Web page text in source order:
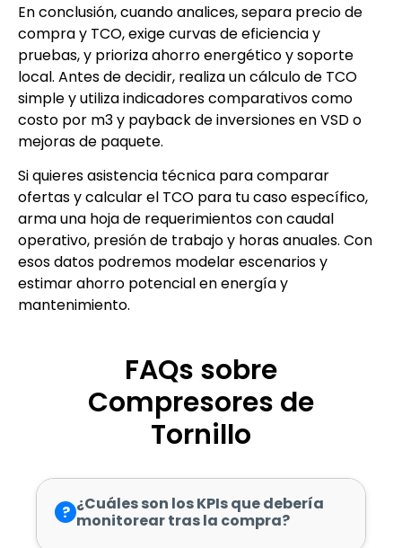
En conclusión, cuando analices, separa precio de
compra y TCO, exige curvas de eficiencia y
pruebas, y prioriza ahorro energético y soporte
local. Antes de decidir, realiza un cálculo de TCO
simple y utiliza indicadores comparativos como
costo por m3 y payback de inversiones en VSD o
mejoras de paquete.
Si quieres asistencia técnica para comparar
ofertas y calcular el TCO para tu caso específico,
arma una hoja de requerimientos con caudal
operativo, presión de trabajo y horas anuales. Con
esos datos podremos modelar escenarios y
estimar ahorro potencial en energía y
mantenimiento.
FAQs sobre
Compresores de
Tornillo
? ¿Cuáles son los KPIs que debería
monitorear tras la compra?